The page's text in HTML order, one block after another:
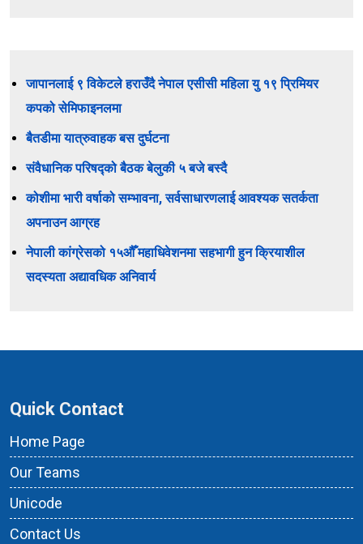
जापानलाई ९ विकेटले हराउँदै नेपाल एसीसी महिला यु १९ प्रिमियर
कपको सेमिफाइनलमा
बैतडीमा यात्रुवाहक बस दुर्घटना
संवैधानिक परिषद्को बैठक बेलुकी ५ बजे बस्दै
कोशीमा भारी वर्षाको सम्भावना, सर्वसाधारणलाई आवश्यक सतर्कता
अपनाउन आग्रह
नेपाली कांग्रेसको १५औँ महाधिवेशनमा सहभागी हुन क्रियाशील
सदस्यता अद्यावधिक अनिवार्य
Quick Contact
Home Page
Our Teams
Unicode
Contact Us